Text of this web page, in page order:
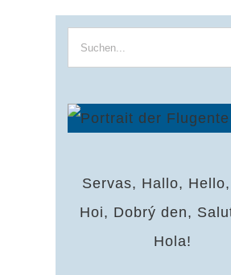
Suche
nach:
Servas, Hallo,
Hoi, Dobrý den,
Hola!